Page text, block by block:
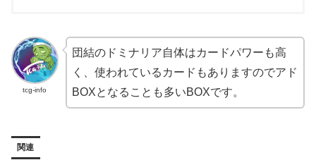
tcg-info
団結のドミナリア自体はカードパワーも高
く、使われているカードもありますのでアド
BOXとなることも多いBOXです。
関連